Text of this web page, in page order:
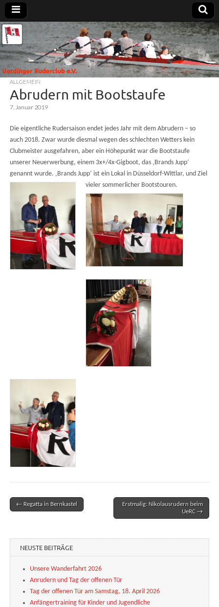
Uerdinger
Ruderclub
e.V.
Rudern in
Krefeld-
Uerdingen
ALLGEMEIN
Abrudern mit Bootstaufe
7. Januar 2019
Die eigentliche Rudersaison endet jedes Jahr mit dem Abrudern – so
auch 2018. Zwar wurde diesmal wegen des schlechten Wetters kein
Clubmeister ausgefahren, aber ein Höhepunkt war die Bootstaufe
unserer Neuerwerbung, einem 3x+/4x-Gigboot, das ‚Brands Jupp‘
genannt wurde. ‚Brands Jupp‘ ist ein Lokal in Düsseldorf-Wittlar, und Ziel
vieler sommerlicher Bootstouren.
Post navigation
← Regatta in Bernkastel
Erstmalig: Nikolausrudern beim
UeRC →
NEUSTE BEITRÄGE
Unsere Wanderfahrt 2026
Anrudern und Tag der offenen Tür
Tag der offenen Tür am Samstag, 18. April 2026
Anfängertraining für Kinder und Jugendliche